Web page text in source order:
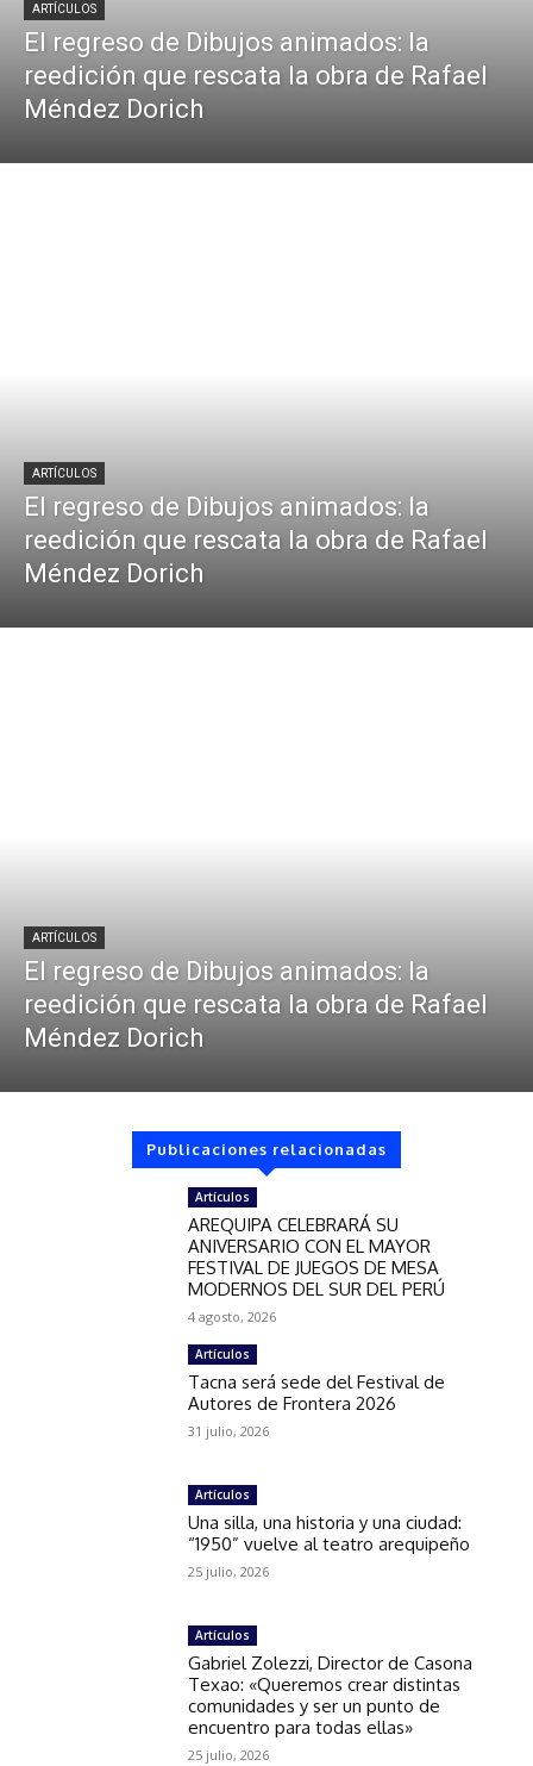
ARTÍCULOS
El regreso de Dibujos animados: la
reedición que rescata la obra de Rafael
Méndez Dorich
ARTÍCULOS
El regreso de Dibujos animados: la
reedición que rescata la obra de Rafael
Méndez Dorich
ARTÍCULOS
El regreso de Dibujos animados: la
reedición que rescata la obra de Rafael
Méndez Dorich
Publicaciones relacionadas
Artículos
AREQUIPA CELEBRARÁ SU
ANIVERSARIO CON EL MAYOR
FESTIVAL DE JUEGOS DE MESA
MODERNOS DEL SUR DEL PERÚ
4 agosto, 2026
Artículos
Tacna será sede del Festival de
Autores de Frontera 2026
31 julio, 2026
Artículos
Una silla, una historia y una ciudad:
“1950” vuelve al teatro arequipeño
25 julio, 2026
Artículos
Gabriel Zolezzi, Director de Casona
Texao: «Queremos crear distintas
comunidades y ser un punto de
encuentro para todas ellas»
25 julio, 2026